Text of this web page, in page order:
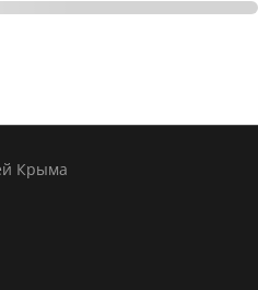
Крыма